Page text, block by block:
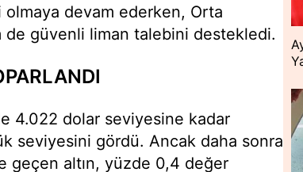
devam ederken, Orta
güvenli liman talebini destekledi.
4.022 dolar seviyesine kadar
seviyesini gördü. Ancak daha sonra
geçen altın, yüzde 0,4 değer